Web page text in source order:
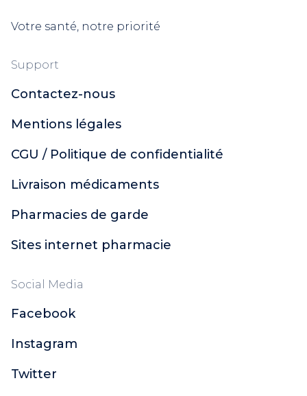
Votre santé, notre priorité
Support
Contactez-nous
Mentions légales
CGU / Politique de confidentialité
Livraison médicaments
Pharmacies de garde
Sites internet pharmacie
Social Media
Facebook
Instagram
Twitter